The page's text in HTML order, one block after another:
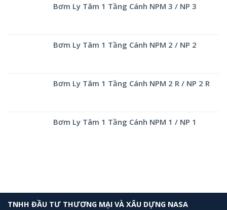
Bơm Ly Tâm 1 Tầng Cánh NPM 3 / NP 3
Bơm Ly Tâm 1 Tầng Cánh NPM 2 / NP 2
Bơm Ly Tâm 1 Tầng Cánh NPM 2 R / NP 2 R
Bơm Ly Tâm 1 Tầng Cánh NPM 1 / NP 1
TNHH ĐẦU TƯ THƯƠNG MẠI VÀ XÂU DỰNG NASA